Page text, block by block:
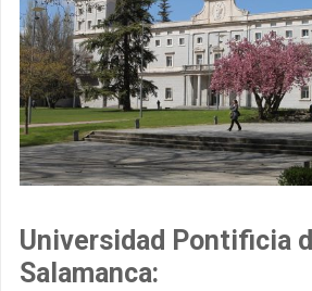
Universidad Pontificia
Salamanca: